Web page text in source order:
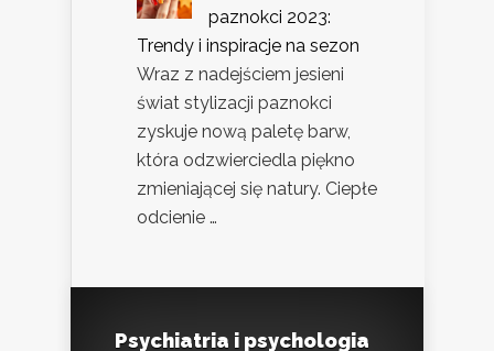
paznokci 2023:
Trendy i inspiracje na sezon
Wraz z nadejściem jesieni
świat stylizacji paznokci
zyskuje nową paletę barw,
która odzwierciedla piękno
zmieniającej się natury. Ciepłe
odcienie …
Psychiatria i psychologia